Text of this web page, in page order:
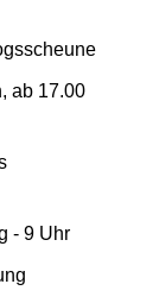
ab 17.00
- 9 Uhr